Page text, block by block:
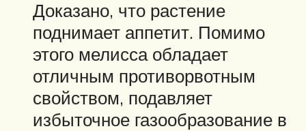
Доказано, что растение
поднимает аппетит. Помимо
этого мелисса обладает
отличным противорвотным
свойством, подавляет
избыточное газообразование в